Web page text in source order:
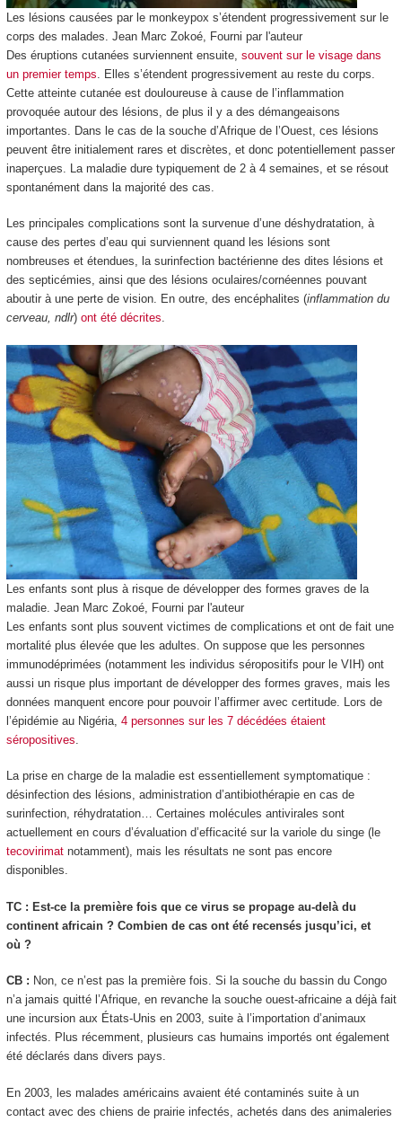
Les lésions causées par le monkeypox s’étendent progressivement sur le
corps des malades. Jean Marc Zokoé, Fourni par l'auteur
Des éruptions cutanées surviennent ensuite, souvent sur le visage dans
un premier temps . Elles s’étendent progressivement au reste du corps.
Cette atteinte cutanée est douloureuse à cause de l’inflammation
provoquée autour des lésions, de plus il y a des démangeaisons
importantes. Dans le cas de la souche d’Afrique de l’Ouest, ces lésions
peuvent être initialement rares et discrètes, et donc potentiellement passer
inaperçues. La maladie dure typiquement de 2 à 4 semaines, et se résout
spontanément dans la majorité des cas.
Les principales complications sont la survenue d’une déshydratation, à
cause des pertes d’eau qui surviennent quand les lésions sont
nombreuses et étendues, la surinfection bactérienne des dites lésions et
des septicémies, ainsi que des lésions oculaires/cornéennes pouvant
aboutir à une perte de vision. En outre, des encéphalites (inflammation du
cerveau, ndlr) ont été décrites.
Les enfants sont plus à risque de développer des formes graves de la
maladie. Jean Marc Zokoé, Fourni par l'auteur
Les enfants sont plus souvent victimes de complications et ont de fait une
mortalité plus élevée que les adultes. On suppose que les personnes
immunodéprimées (notamment les individus séropositifs pour le VIH) ont
aussi un risque plus important de développer des formes graves, mais les
données manquent encore pour pouvoir l’affirmer avec certitude. Lors de
l’épidémie au Nigéria, 4 personnes sur les 7 décédées étaient
séropositives
La prise en charge de la maladie est essentiellement symptomatique :
désinfection des lésions, administration d’antibiothérapie en cas de
surinfection, réhydratation… Certaines molécules antivirales sont
actuellement en cours d’évaluation d’efficacité sur la variole du singe (le
tecovirimatnotamment), mais les résultats ne sont pas encore
disponibles.
TC : Est-ce la première fois que ce virus se propage au-delà du
continent africain ? Combien de cas ont été recensés jusqu’ici, et
où ?
CB : Non, ce n’est pas la première fois. Si la souche du bassin du Congo
n’a jamais quitté l’Afrique, en revanche la souche ouest-africaine a déjà fait
une incursion aux États-Unis en 2003, suite à l’importation d’animaux
infectés. Plus récemment, plusieurs cas humains importés ont également
été déclarés dans divers pays.
En 2003, les malades américains avaient été contaminés suite à un
contact avec des chiens de prairie infectés, achetés dans des animaleries